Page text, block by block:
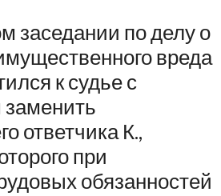
заседании по делу о
вреда
к судье с
заменить
ответчика К.,
при
обязанностей